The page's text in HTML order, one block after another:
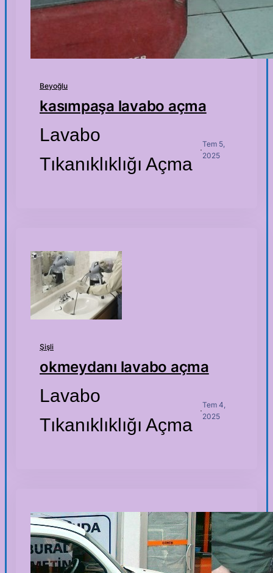
Beyoğlu
kasımpaşa lavabo açma
Lavabo
Tıkanıklıklığı Açma
·
Tem 5,
2025
Şişli
okmeydanı lavabo açma
Lavabo
Tıkanıklıklığı Açma
·
Tem 4,
2025